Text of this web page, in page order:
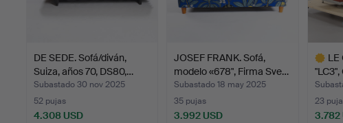
DE SEDE. Sofá/diván,
Suiza, años 70, DS80,…
Subastado 30 nov 2025
52 pujas
4.308 USD
JOSEF FRANK. Sofá,
modelo «678", Firma Sve…
Subastado 18 may 2025
35 pujas
3.992 USD
LE
23
3.782